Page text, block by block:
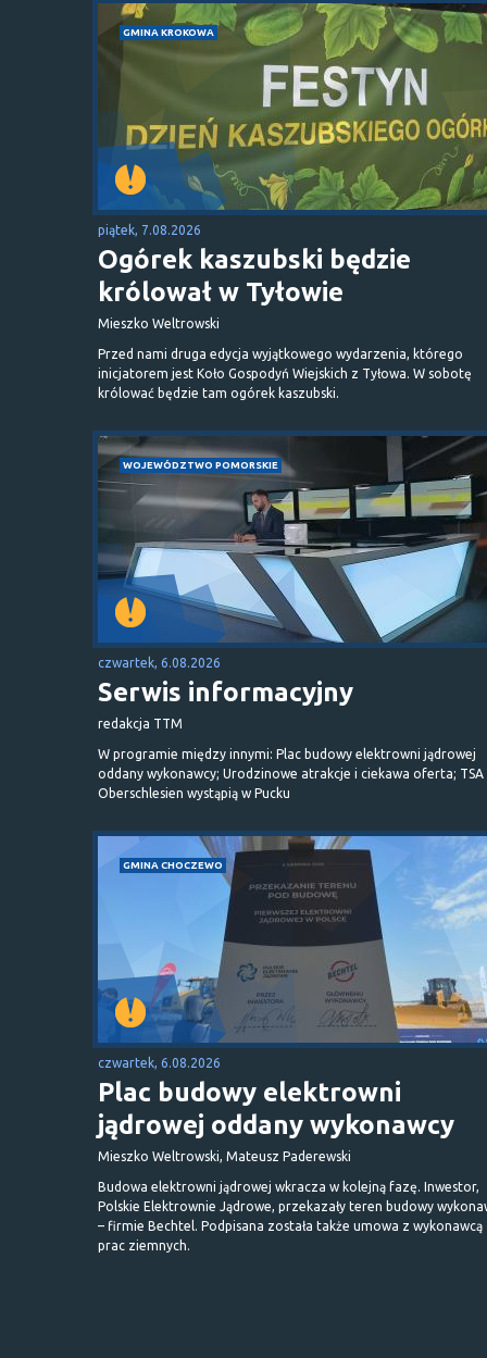
GMINA KROKOWA
piątek, 7.08.2026
Ogórek kaszubski będzie
królował w Tyłowie
Mieszko Weltrowski
Przed nami druga edycja wyjątkowego wydarzenia, którego
inicjatorem jest Koło Gospodyń Wiejskich z Tyłowa. W sobotę
królować będzie tam ogórek kaszubski.
WOJEWÓDZTWO POMORSKIE
czwartek, 6.08.2026
Serwis informacyjny
redakcja TTM
W programie między innymi: Plac budowy elektrowni jądrowej
oddany wykonawcy; Urodzinowe atrakcje i ciekawa oferta; TSA
Oberschlesien wystąpią w Pucku
GMINA CHOCZEWO
czwartek, 6.08.2026
Plac budowy elektrowni
jądrowej oddany wykonawcy
Mieszko Weltrowski, Mateusz Paderewski
Budowa elektrowni jądrowej wkracza w kolejną fazę. Inwestor,
Polskie Elektrownie Jądrowe, przekazały teren budowy
– firmie Bechtel. Podpisana została także umowa z wykonawcą
prac ziemnych.